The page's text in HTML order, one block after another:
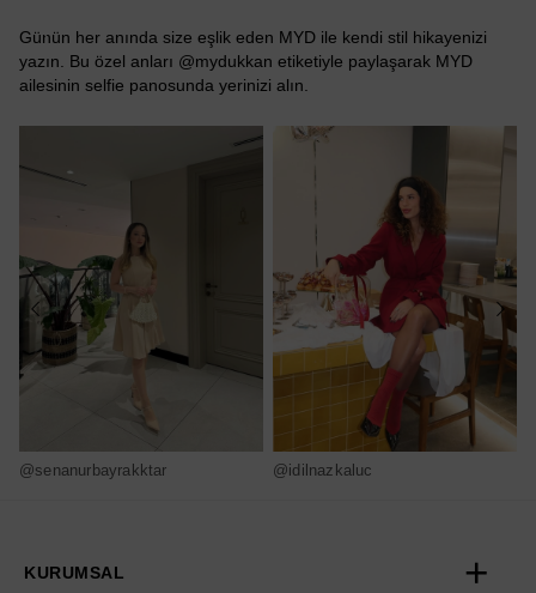
Günün her anında size eşlik eden MYD ile kendi stil hikayenizi
yazın. Bu özel anları @mydukkan etiketiyle paylaşarak MYD
ailesinin selfie panosunda yerinizi alın.
@senanurbayrakktar @idilnazkaluc
KURUMSAL